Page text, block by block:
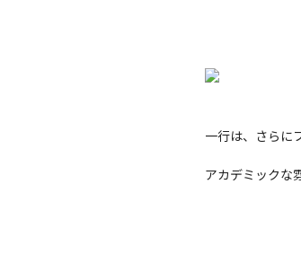
一行は、さらに
アカデミックな